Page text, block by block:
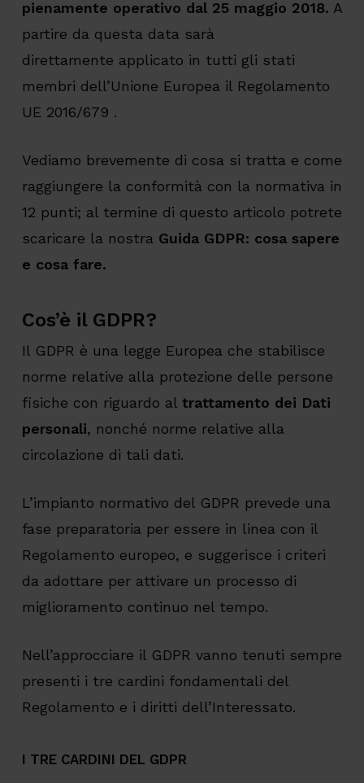
pienamente operativo dal 25 maggio 2018. A
partire da questa data sarà
direttamente applicato in tutti gli stati
membri dell’Unione Europea il Regolamento
UE 2016/679 .
Vediamo brevemente di cosa si tratta e come
raggiungere la conformità con la normativa in
12 punti; al termine di questo articolo potrete
scaricare la nostra Guida GDPR: cosa sapere
e cosa fare.
Cos’è il GDPR?
Il GDPR è una legge Europea che stabilisce
norme relative alla protezione delle persone
fisiche con riguardo al trattamento dei Dati
personali, nonché norme relative alla
circolazione di tali dati.
L’impianto normativo del GDPR prevede una
fase preparatoria per essere in linea con il
Regolamento europeo, e suggerisce i criteri
da adottare per attivare un processo di
miglioramento continuo nel tempo.
Nell’approcciare il GDPR vanno tenuti sempre
presenti i tre cardini fondamentali del
Regolamento e i diritti dell’Interessato.
I TRE CARDINI DEL GDPR